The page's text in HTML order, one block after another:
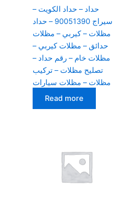
حداد – حداد الكويت –
سيراج 90051390 – حداد
مظلات – كيربي – مظلات
حدائق – مظلات كيربي –
مظلات خام – رقم حداد –
تصليح مظلات – تركيب
مظلات – مظلات سيارات
Read more